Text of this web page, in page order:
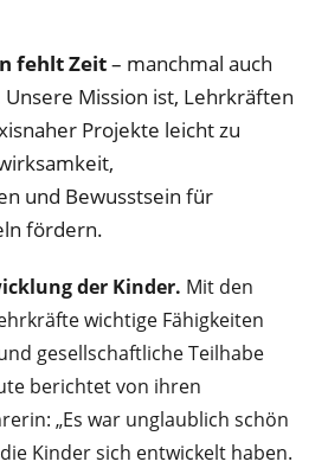
fehlt Zeit– manchmal auch
Mission ist, Lehrkräften
Projekte leicht zu
und Bewusstsein für
fördern.
der Kinder. Mit den
wichtige Fähigkeiten
gesellschaftliche Teilhabe
berichtet von ihren
„Es war unglaublich schön
Kinder sich entwickelt haben.